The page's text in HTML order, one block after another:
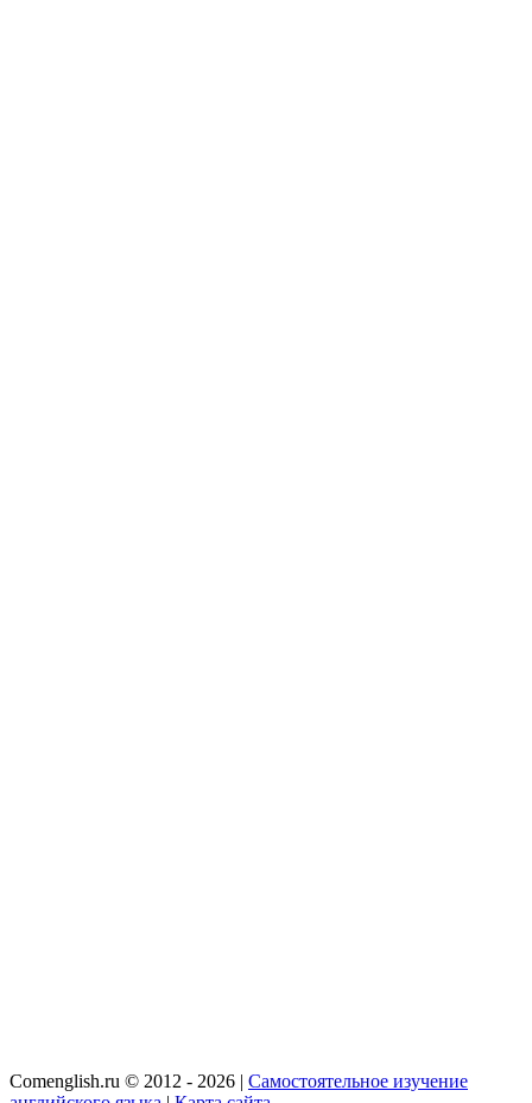
Comenglish.ru © 2012 - 2026 | Самостоятельное изучение